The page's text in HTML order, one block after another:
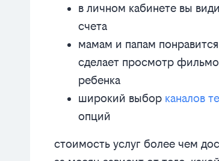
в личном кабинете вы
счета
мамам и папам
сделает просмотр
ребенка
широкий выбор каналов
опций
стоимость услуг более чем